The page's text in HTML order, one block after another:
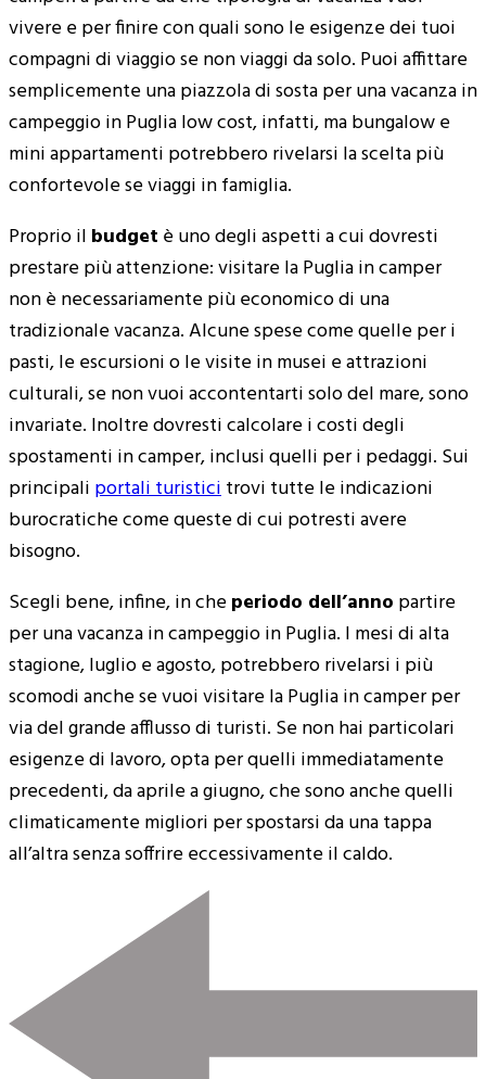
vivere e per finire con quali sono le esigenze dei tuoi
compagni di viaggio se non viaggi da solo. Puoi affittare
semplicemente una piazzola di sosta per una vacanza in
campeggio in Puglia low cost, infatti, ma bungalow e
mini appartamenti potrebbero rivelarsi la scelta più
confortevole se viaggi in famiglia.
Proprio il budget è uno degli aspetti a cui dovresti
prestare più attenzione: visitare la Puglia in camper
non è necessariamente più economico di una
tradizionale vacanza. Alcune spese come quelle per i
pasti, le escursioni o le visite in musei e attrazioni
culturali, se non vuoi accontentarti solo del mare, sono
invariate. Inoltre dovresti calcolare i costi degli
spostamenti in camper, inclusi quelli per i pedaggi. Sui
principali portali turisticitrovi tutte le indicazioni
burocratiche come queste di cui potresti avere
bisogno.
Scegli bene, infine, in cheperiodo dell’anno partire
per una vacanza in campeggio in Puglia. I mesi di alta
stagione, luglio e agosto, potrebbero rivelarsi i più
scomodi anche se vuoi visitare la Puglia in camper per
via del grande afflusso di turisti. Se non hai particolari
esigenze di lavoro, opta per quelli immediatamente
precedenti, da aprile a giugno, che sono anche quelli
climaticamente migliori per spostarsi da una tappa
all’altra senza soffrire eccessivamente il caldo.